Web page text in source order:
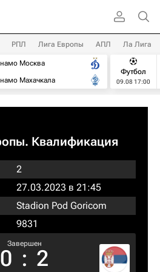
РПЛ Лига Европы АПЛ Ла Лига
Москва
Махачкала
Футбол
09.08 17:00
Квалификация​
2
27.03.2023 в 21:45
Stadion Pod Goricom
9831
Завершен
0 : 2